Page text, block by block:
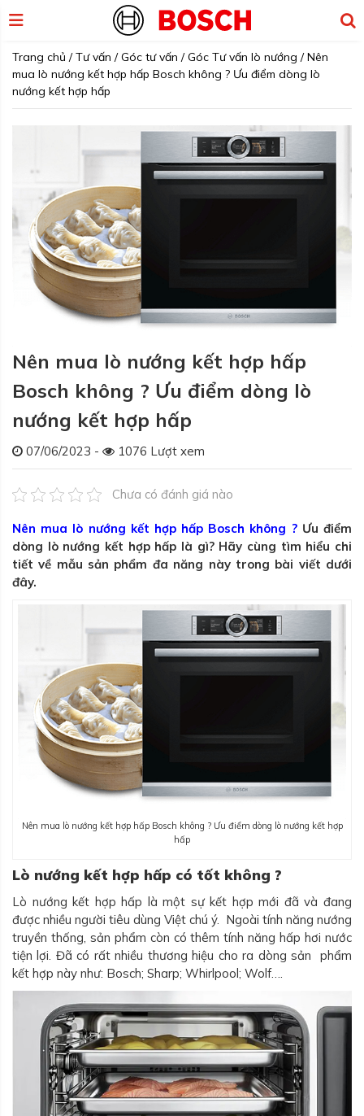
Trang chủ /Tư vấn /Góc tư vấn /Góc Tư vấn lò nướng /Nên
mua lò nướng kết hợp hấp Bosch không ? Ưu điểm dòng lò
nướng kết hợp hấp
Nên mua lò nướng kết hợp hấp
Bosch không ? Ưu điểm dòng lò
nướng kết hợp hấp
07/06/2023 - 1076 Lượt xem
Chưa có đánh giá nào
Nên mua lò nướng kết hợp hấp Bosch không ?Ưu điểm
dòng lò nướng kết hợp hấp là gì? Hãy cùng tìm hiểu chi
tiết về mẫu sản phẩm đa năng này trong bài viết dưới
đây.
Nên mua lò nướng kết hợp hấp Bosch không ? Ưu điểm dòng lò nướng kết hợp
hấp
Lò nướng kết hợp hấp có tốt không ?
Lò nướng kết hợp hấp là một sự kết hợp mới đã và đang
được nhiều người tiêu dùng Việt chú ý. Ngoài tính năng nướng
truyền thống, sản phẩm còn có thêm tính năng hấp hơi nước
tiện lợi. Đã có rất nhiều thương hiệu cho ra dòng sản phẩm
kết hợp này như: Bosch; Sharp; Whirlpool; Wolf….